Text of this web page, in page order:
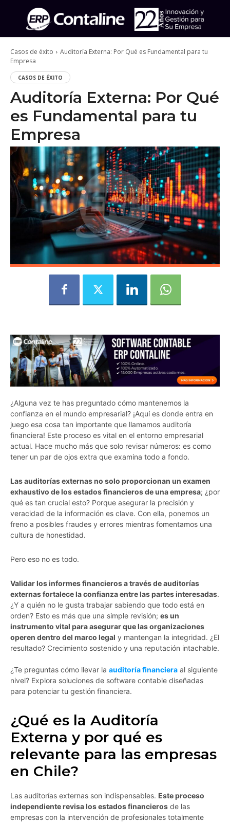
Casos de éxito
Auditoría Externa: Por Qué es Fundamental para tu
Empresa
CASOS DE ÉXITO
Auditoría Externa: Por Qué
es Fundamental para tu
Empresa
¿Alguna vez te has preguntado cómo mantenemos la
confianza en el mundo empresarial? ¡Aquí es donde entra en
juego esa cosa tan importante que llamamos auditoría
financiera! Este proceso es vital en el entorno empresarial
actual. Hace mucho más que solo revisar números: es como
tener un par de ojos extra que examina todo a fondo.
Las auditorías externas no solo proporcionan un examen
exhaustivo de los estados financieros de una empresa; ¿por
qué es tan crucial esto? Porque asegurar la precisión y
veracidad de la información es clave. Con ella, ponemos un
freno a posibles fraudes y errores mientras fomentamos una
cultura de honestidad.
Pero eso no es todo.
Validar los informes financieros a través de auditorías
externas fortalece la confianza entre las partes interesadas.
¿Y a quién no le gusta trabajar sabiendo que todo está en
orden? Esto es más que una simple revisión; es un
instrumento vital para asegurar que las organizaciones
operen dentro del marco legal y mantengan la integridad. ¿El
resultado? Crecimiento sostenido y una reputación intachable.
¿Te preguntas cómo llevar la auditoría financiera al siguiente
nivel? Explora soluciones de software contable diseñadas
para potenciar tu gestión financiera.
¿Qué es la Auditoría
Externa y por qué es
relevante para las empresas
en Chile?
Las auditorías externas son indispensables. Este proceso
independiente revisa los estados financieros de las
empresas con la intervención de profesionales totalmente